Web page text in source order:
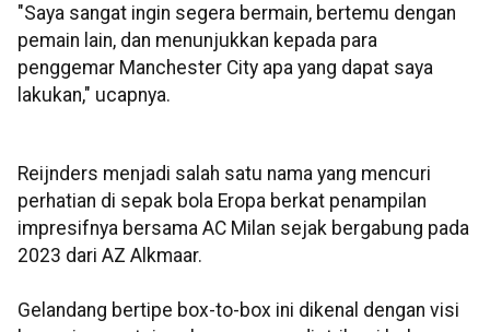
"Saya sangat ingin segera bermain, bertemu dengan
pemain lain, dan menunjukkan kepada para
penggemar Manchester City apa yang dapat saya
lakukan," ucapnya.
Reijnders menjadi salah satu nama yang mencuri
perhatian di sepak bola Eropa berkat penampilan
impresifnya bersama AC Milan sejak bergabung pada
2023 dari AZ Alkmaar.
Gelandang bertipe box-to-box ini dikenal dengan visi